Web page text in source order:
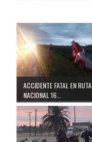
ACCIDENTE FATAL EN RUTA
NACIONAL 16...